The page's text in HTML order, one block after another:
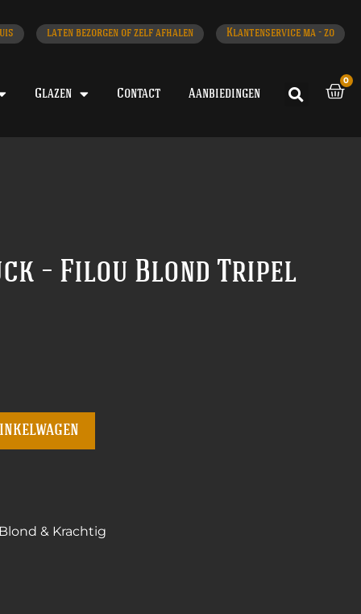
laten bezorgen of zelf afhalen Klantenservice ma - zo
Glazen Contact Aanbiedingen
0
– Filou Blond Tripel
& Krachtig